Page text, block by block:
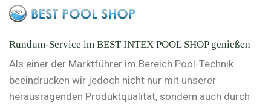
Rundum-Service im BEST INTEX POOL SHOP genießen
Als einer der Marktführer im Bereich Pool-Technik
beeindrucken wir jedoch nicht nur mit unserer
herausragenden Produktqualität, sondern auch durch